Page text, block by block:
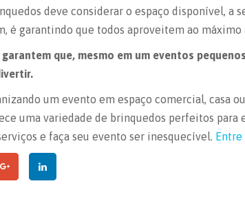
deve considerar o espaço disponível, a
é garantindo que todos aproveitem ao máximo
que, mesmo em um eventos
um evento em espaço comercial, casa
uma variedade de brinquedos perfeitos para
e faça seu evento ser inesquecível. Entre